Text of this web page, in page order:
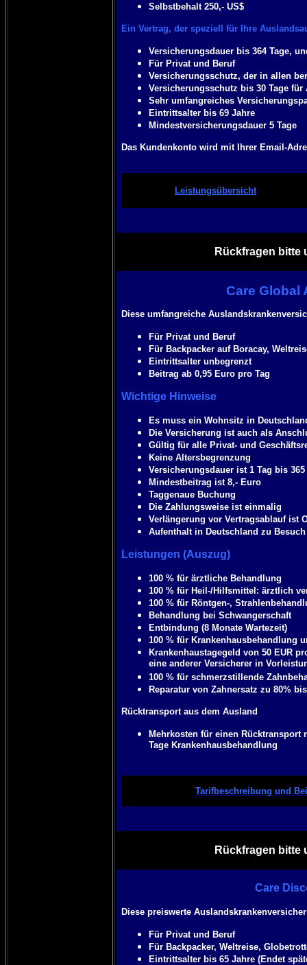
Selbstbehalt 250,- US$
Ein Vertrag, der speziell für Ihre
Versicherungsdauer bis 364 Tage,
Für Privat und Beruf
Versicherungsschutz, der in allen
Versicherungsschutz bis 30 Tage
Sehr umfangreiches
Eintrittsalter bis 69 Jahre
Mindestversicherungsdauer 5 Tage
Das Kundenkonto wird mit Ihrer Email-
Leistungsübersicht
Rückfragen bitte
Care Global
Diese umfangreiche
Für Privat und Beruf
Für Backpacker auf Boracay,
Eintrittsalter unbegrenzt
Beitrag ab 0,95 Euro pro Tag
Wichtige Hinweise
Es muss ein Wohnsitz in
Die Versicherung ist auch als
Gültig für alle Privat- und
Keine Altersbegrenzung
Versicherungsdauer ist 1 Tag bis 365
Mindestbeitrag ist 8,- Euro
Taggenaue Buchung
Die Zahlungsweise ist einmalig
Verlängerung vor Vertragsablauf ist
Aufenthalt in Deutschland zu
Leistungen (Auszug)
100 % für ärztliche Behandlung
100 % für Heil-/Hilfsmittel: ärztlich
100 % für Röntgen-,
Behandlung bei Schwangerschaft
Entbindung (8 Monate Wartezeit)
100 % für Krankenhausbehandlung
Krankenhaustagegeld von 50 EUR
eine anderer Versicherer in
100 % für schmerzstillende
Reparatur von Zahnersatz zu 80%
Rücktransport aus dem Ausland
Mehrkosten für einen Rücktransport
Tage Krankenhausbehandlung
Tarifbeschreibung und
Rückfragen bitte
Care
Diese preiswerte
Für Privat und Beruf
Für Backpacker, Weltreise,
Eintrittsalter bis 65 Jahre (Endet